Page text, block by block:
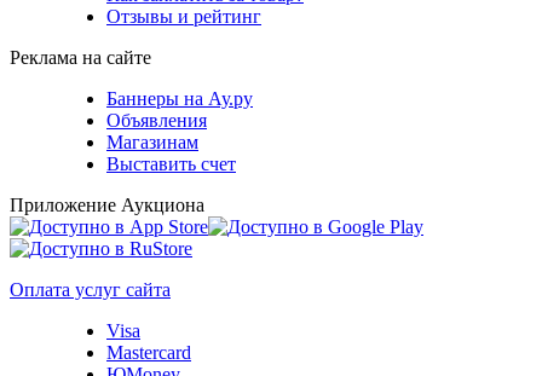
Отзывы и рейтинг
Реклама на сайте
Баннеры на Ау.ру
Объявления
Магазинам
Выставить счет
Приложение Аукциона
Оплата услуг сайта
Visa
Mastercard